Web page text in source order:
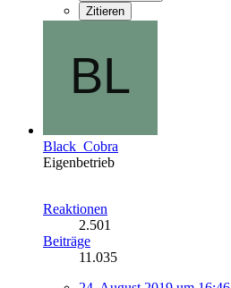
Zitieren
Black_Cobra
Eigenbetrieb
Reaktionen
2.501
Beiträge
11.035